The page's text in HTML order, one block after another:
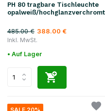
PH 80 tragbare Tischleuchte
opalweiß/hochglanzverchromt
485.00 € 388.00 €
Inkl. MwSt.
• Auf Lager